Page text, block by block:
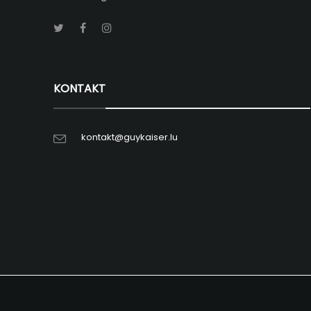
KONTAKT
kontakt@guykaiser.lu